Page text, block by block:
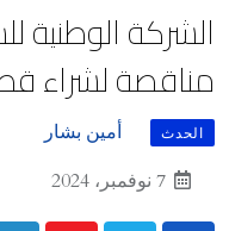
الشركة الوطنية
مناقصة لشراء
الحدث
أمين بشار
7 نوفمبر، 2024